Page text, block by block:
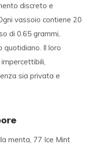
discreto e
vassoio contiene 20
di 0.65 grammi
quotidiano. Il loro
sia privata e
menta, 77 Ice Mint